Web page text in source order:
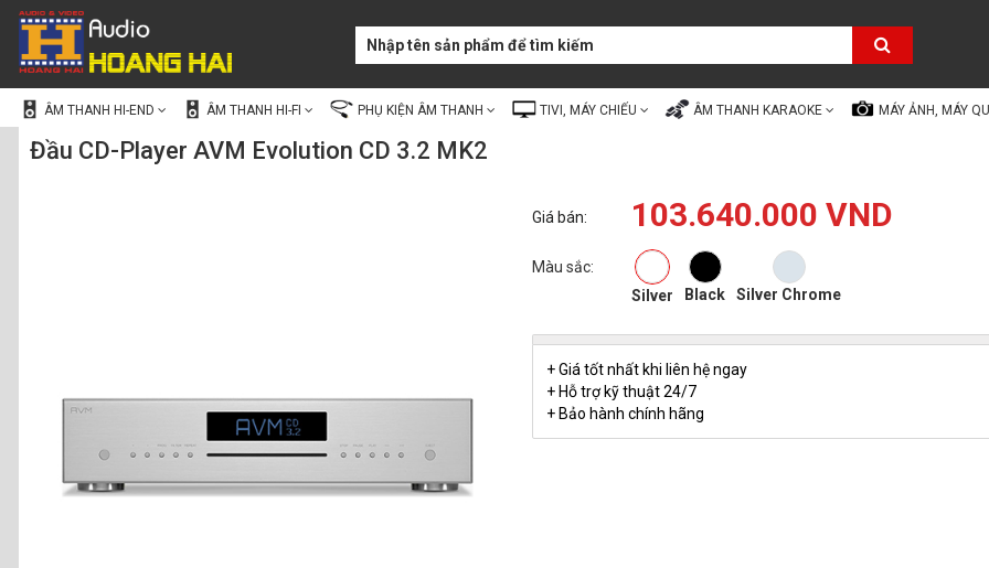
ÂM THANH HI-END ÂM THANH HI-FI PHỤ KIỆN ÂM THANH TIVI, MÁY CHIẾU ÂM THANH KARAOKE MÁY ẢNH, MÁY
Đầu CD-Player AVM Evolution CD 3.2 MK2
Giá bán: 103.640.000 VND
Màu sắc:
Silver
Black Silver Chrome
+ Giá tốt nhất khi liên hệ ngay
+ Hỗ trợ kỹ thuật 24/7
+ Bảo hành chính hãng